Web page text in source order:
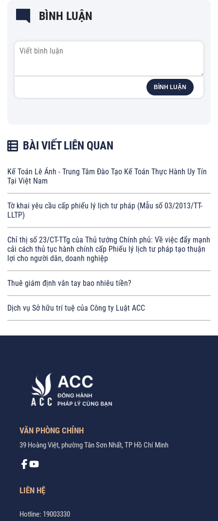
BÌNH LUẬN
BÌNH LUẬN
BÀI VIẾT LIÊN QUAN
Kế Toán Lê Ánh - Trung Tâm Đào Tạo Kế Toán Thực Hành Uy Tín
Tại Việt Nam
Tờ khai yêu cầu cấp phiếu lý lịch tư pháp (Mẫu số 03/2013/TT-
LLTP)
Chỉ thị số 23/CT-TTg của Thủ tướng Chính phủ: Về việc đẩy mạnh
cải cách thủ tục hành chính cấp Phiếu lý lịch tư pháp tạo thuận
lợi cho người dân, doanh nghiệp
Thuê giám định vân tay bao nhiêu tiền?
Dịch vụ Sở hữu trí tuệ của Công ty Luật ACC
VĂN PHÒNG CHÍNH
39 Hoàng Việt, phường Tân Sơn Nhất, TP Hồ Chí Minh
LIÊN HỆ
Hotline: 19003330